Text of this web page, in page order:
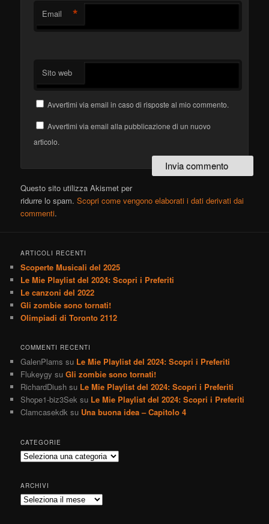
Email *
Sito web
Avvertimi via email in caso di risposte al mio commento.
Avvertimi via email alla pubblicazione di un nuovo
articolo.
Questo sito utilizza Akismet per
ridurre lo spam.Scopri come vengono elaborati i dati derivati dai
commenti.
ARTICOLI RECENTI
Scoperte Musicali del 2025
Le Mie Playlist del 2024: Scopri i Preferiti
Le canzoni del 2022
Gli zombie sono tornati!
Olimpiadi di Toronto 2112
COMMENTI RECENTI
GalenPlams su Le Mie Playlist del 2024: Scopri i Preferiti
Flukeygy suGli zombie sono tornati!
RichardDiush su Le Mie Playlist del 2024: Scopri i Preferiti
Shope1-biz3Sek su Le Mie Playlist del 2024: Scopri i Preferiti
Clamcasekdk su Una buona idea – Capitolo 4
CATEGORIE
Categorie
ARCHIVI
Archivi